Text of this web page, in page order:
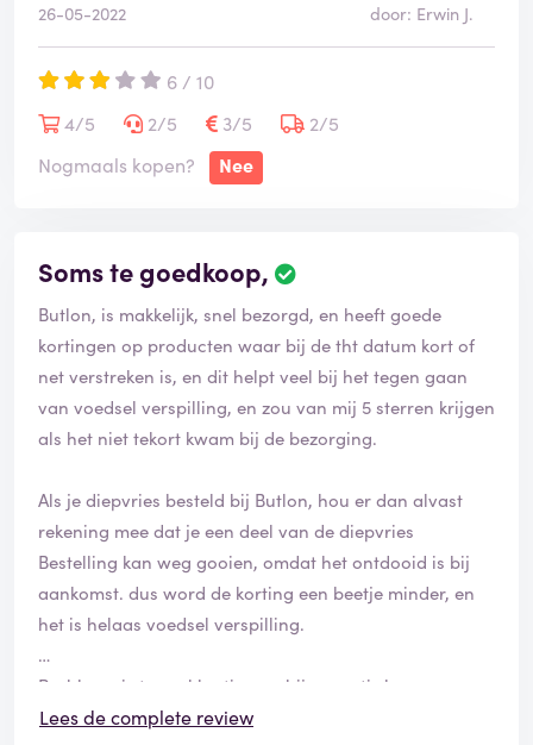
26-05-2022
door: Erwin J.
6 / 10
4/5
2/5 3/5
2/5
Nogmaals kopen?
Nee
Soms te goedkoop,
Butlon, is makkelijk, snel bezorgd, en heeft goede
kortingen op producten waar bij de tht datum kort of
net verstreken is, en dit helpt veel bij het tegen gaan
van voedsel verspilling, en zou van mij 5 sterren krijgen
als het niet tekort kwam bij de bezorging.
Als je diepvries besteld bij Butlon, hou er dan alvast
rekening mee dat je een deel van de diepvries
Bestelling kan weg gooien, omdat het ontdooid is bij
aankomst. dus word de korting een beetje minder, en
het is helaas voedsel verspilling.
Probleem is te veel korting en bijna gratis bezorg
kosten, waardoor ze bezuinigen op het inpakken en
Lees de complete review